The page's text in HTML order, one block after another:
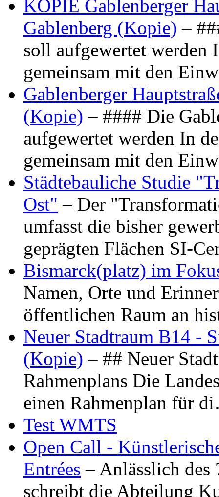
KOPIE Gablenberger
Gablenberg (Kopie) –
soll aufgewertet werden
gemeinsam mit den
Gablenberger
(Kopie) – #### Die
aufgewertet werden In
gemeinsam mit den
Städtebauliche Studie
Ost" – Der
umfasst die bisher
geprägten Flächen SI-
Bismarck(platz) im
Namen, Orte und
öffentlichen Raum an
Neuer Stadtraum B14 -
(Kopie) – ## Neuer
Rahmenplans Die
einen Rahmenplan für
Test WMTS
Open Call -
Entrées – Anlässlich
schreibt die Abteilung